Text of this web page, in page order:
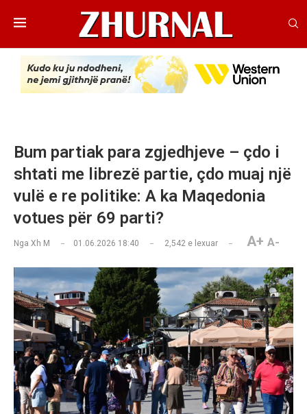
Bum partiak para zgjedhjeve – çdo i
shtati me librezë partie, çdo muaj një
vulë e re politike: A ka Maqedonia
votues për 69 parti?
Nga Xh M 01.06.2026 18:40 2,542 e lexuar A+ A-